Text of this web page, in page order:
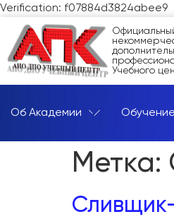
Verification: f07884d3824abee9
Учебного
Об Академии Обучение
Метка: